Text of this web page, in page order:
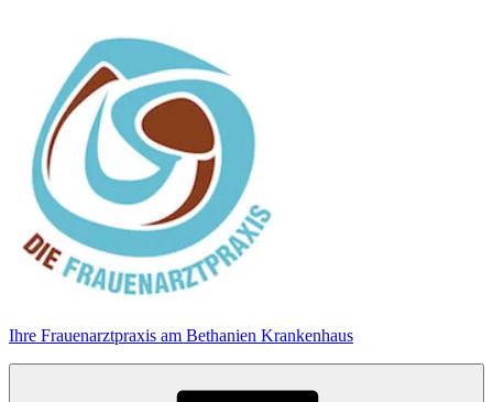
Ihre Frauenarztpraxis am Bethanien Krankenhaus